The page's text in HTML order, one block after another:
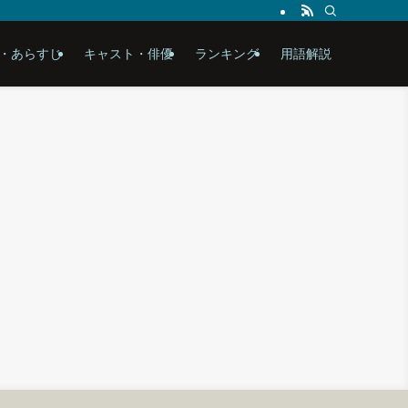
あらすじ キャスト・俳優 ランキング 用語解説